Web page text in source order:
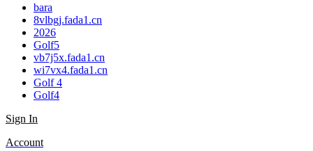
bara
8vlbgj.fada1.cn
2026
Golf5
vb7j5x.fada1.cn
wi7vx4.fada1.cn
Golf 4
Golf4
Sign In
Account